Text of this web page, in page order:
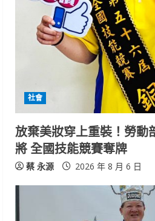
n
g
社會
放棄美妝穿上重裝！勞動
將 全國技能競賽奪牌
蔡 永源 2026 年 8 月 6 日